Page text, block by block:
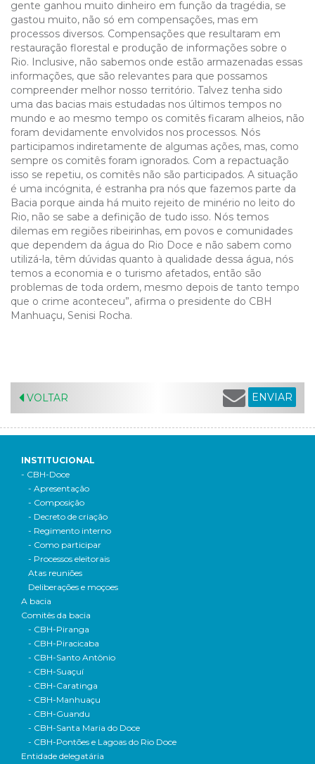
gente ganhou muito dinheiro em função da tragédia, se
gastou muito, não só em compensações, mas em
processos diversos. Compensações que resultaram em
restauração florestal e produção de informações sobre o
Rio. Inclusive, não sabemos onde estão armazenadas essas
informações, que são relevantes para que possamos
compreender melhor nosso território. Talvez tenha sido
uma das bacias mais estudadas nos últimos tempos no
mundo e ao mesmo tempo os comitês ficaram alheios, não
foram devidamente envolvidos nos processos. Nós
participamos indiretamente de algumas ações, mas, como
sempre os comitês foram ignorados. Com a repactuação
isso se repetiu, os comitês não são participados. A situação
é uma incógnita, é estranha pra nós que fazemos parte da
Bacia porque ainda há muito rejeito de minério no leito do
Rio, não se sabe a definição de tudo isso. Nós temos
dilemas em regiões ribeirinhas, em povos e comunidades
que dependem da água do Rio Doce e não sabem como
utilizá-la, têm dúvidas quanto à qualidade dessa água, nós
temos a economia e o turismo afetados, então são
problemas de toda ordem, mesmo depois de tanto tempo
que o crime aconteceu”, afirma o presidente do CBH
Manhuaçu, Senisi Rocha.
VOLTAR ENVIAR
INSTITUCIONAL
- CBH-Doce
- Apresentação
- Composição
- Decreto de criação
- Regimento interno
- Como participar
- Processos eleitorais
Atas reuniões
Deliberações e moçoes
A bacia
Comitês da bacia
- CBH-Piranga
- CBH-Piracicaba
- CBH-Santo Antônio
- CBH-Suaçuí
- CBH-Caratinga
- CBH-Manhuaçu
- CBH-Guandu
- CBH-Santa Maria do Doce
- CBH-Pontões e Lagoas do Rio Doce
Entidade delegatária